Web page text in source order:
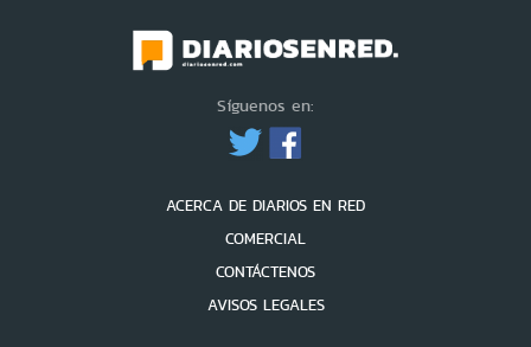
Síguenos en:
ACERCA DE DIARIOS EN RED
COMERCIAL
CONTÁCTENOS
AVISOS LEGALES